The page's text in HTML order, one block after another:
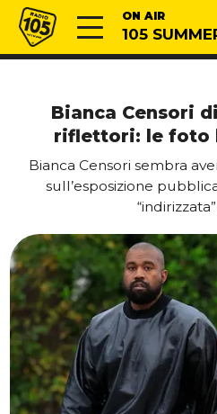
Vai al contenuto
Radio 105 ON AIR
105
Bianca Censori
riflettori: le foto
Bianca Censori sembra
sull’esposizione